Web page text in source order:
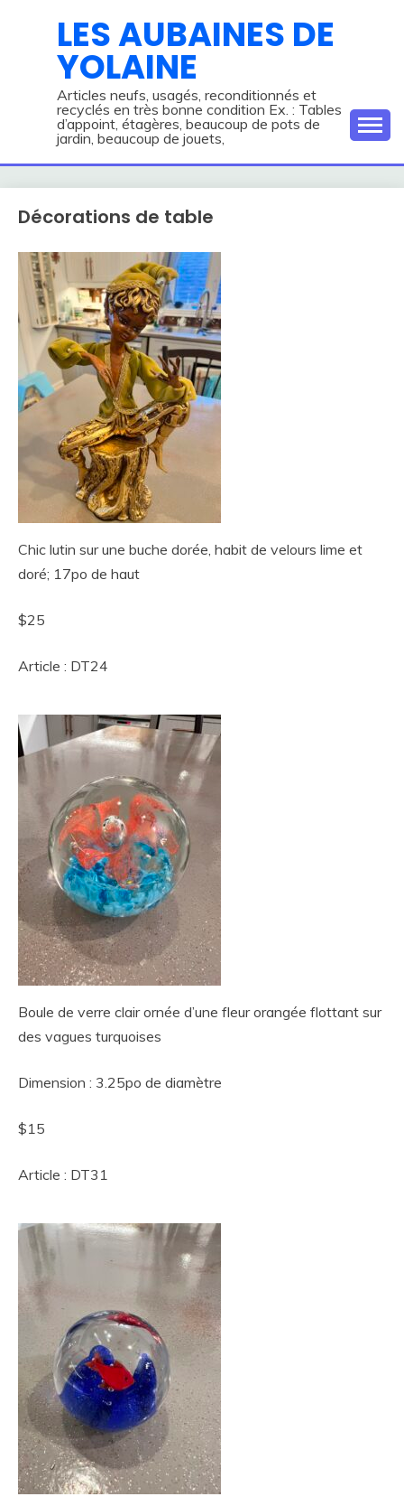
LES AUBAINES DE
YOLAINE
Articles neufs, usagés, reconditionnés et
recyclés en très bonne condition Ex. : Tables
d’appoint, étagères, beaucoup de pots de
jardin, beaucoup de jouets,
Décorations de table
Chic lutin sur une buche dorée, habit de velours lime et
doré; 17po de haut
$25
Article : DT24
Boule de verre clair ornée d’une fleur orangée flottant sur
des vagues turquoises
Dimension : 3.25po de diamètre
$15
Article : DT31